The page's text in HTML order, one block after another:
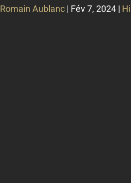
Romain Aublanc | Fév 7, 2024 |